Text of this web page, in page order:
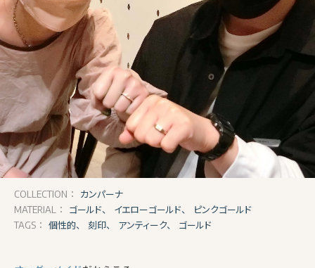
COLLECTION： カンパーナ
MATERIAL： ゴールド、 イエローゴールド、 ピンクゴールド
TAGS： 個性的、 刻印、 アンティーク、 ゴールド